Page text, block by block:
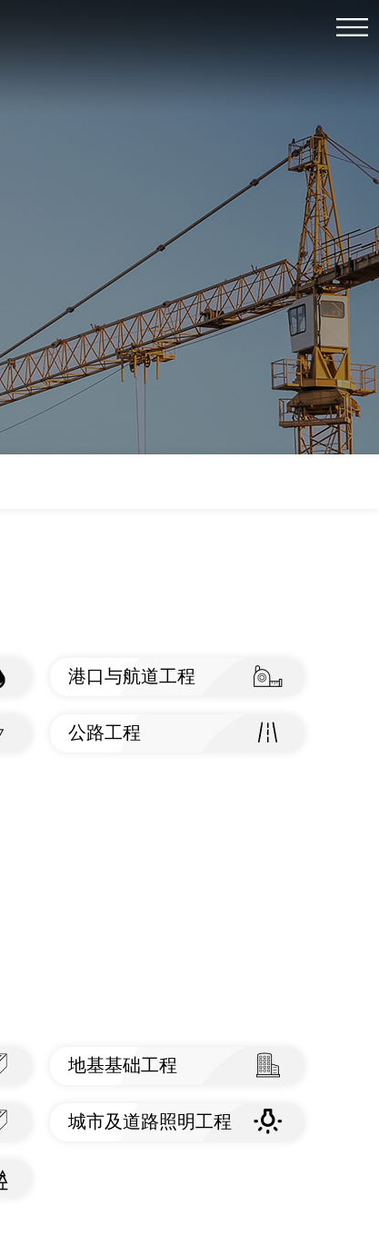
港口与航道工程
查看标准
公路工程
地基基础工程
查看标准
城市及道路照明工程